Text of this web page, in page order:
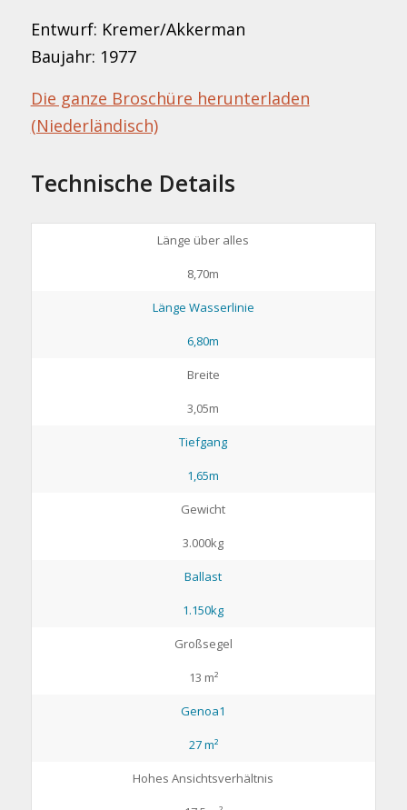
Entwurf: Kremer/Akkerman
Baujahr: 1977
Die ganze Broschüre herunterladen
(Niederländisch)
Technische Details
Länge über alles
8,70m
Länge Wasserlinie
6,80m
Breite
3,05m
Tiefgang
1,65m
Gewicht
3.000kg
Ballast
1.150kg
Großsegel
13 m²
Genoa1
27 m²
Hohes Ansichtsverhältnis